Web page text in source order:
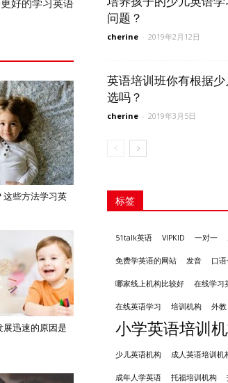
好的学习英语
这些方法学习英
展迅速的原因是
问题？
cherine - 2019年2月12日
英语培训班你有根据
选吗？
cherine - 2019年3月5日
标签
51talk英语 VIPKID 一对一
免费学英语的网站 发音 口
哪家线上机构比较好 在线学习
在线英语学习 培训机构 外教
小学英语培训
少儿英语机构 成人英语培训机
成年人学英语 托福培训机构